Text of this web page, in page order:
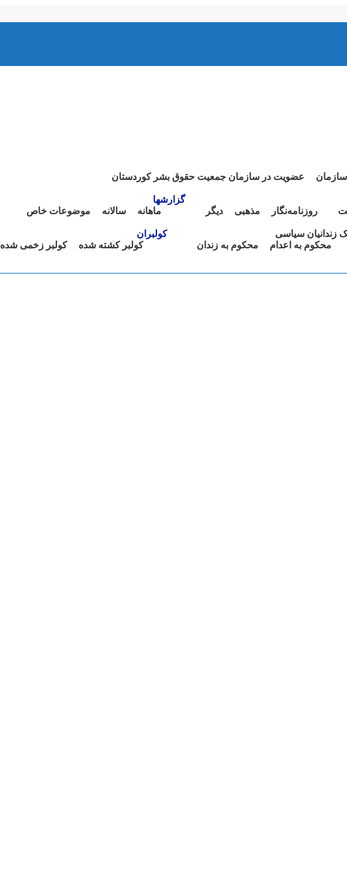
عضویت در سازمان جمعیت حقوق بشر کوردستان
روزنامەنگار مذهبی دیگر
گزارشها
ماهانە
سالانە
موضوعات خاص
زندانیان سیاسی
محکوم بە اعدام
محکوم بە زندان
کولبران
کولبر کشتە شدە
کولبر زخمی شدە